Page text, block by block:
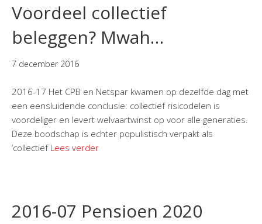
Voordeel collectief
beleggen? Mwah…
7 december 2016
2016-17 Het CPB en Netspar kwamen op dezelfde dag met
een eensluidende conclusie: collectief risicodelen is
voordeliger en levert welvaartwinst op voor alle generaties.
Deze boodschap is echter populistisch verpakt als
‘collectief Lees verder
2016-07 Pensioen 2020